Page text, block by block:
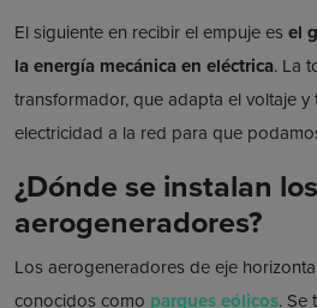
El siguiente en recibir el empuje es el
la energía mecánica en eléctrica. La
transformador, que adapta el voltaje y
electricidad a la red para que
¿Dónde se instalan los
aerogeneradores?
Los aerogeneradores de eje
conocidos como parques eólicos. Se